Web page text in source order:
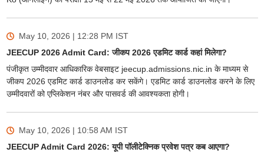
May 10, 2026 | 12:28 PM IST
JEECUP 2026 Admit Card: जीकप 2026 एडमिट कार्ड कहां मिलेगा?
पंजीकृत उम्मीदवार आधिकारिक वेबसाइट jeecup.admissions.nic.in के माध्यम से
जीकप 2026 एडमिट कार्ड डाउनलोड कर सकेंगे। एडमिट कार्ड डाउनलोड करने के लिए
उम्मीदवारों को एप्लिकेशन नंबर और पासवर्ड की आवश्यकता होगी।
May 10, 2026 | 10:58 AM IST
JEECUP Admit Card 2026: यूपी पॉलीटेक्निक प्रवेश पत्र कब आएगा?